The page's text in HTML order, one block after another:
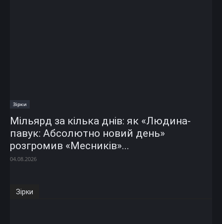
Зірки
Мільярд за кілька днів: як «Людина-
павук: Абсолютно новий день»
розгромив «Месників»...
04.08.2026
Зірки